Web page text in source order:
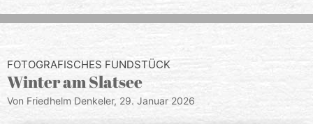
FOTOGRAFISCHES FUNDSTÜCK
Winter am Slatsee
Von Friedhelm Denkeler, 29. Januar 2026